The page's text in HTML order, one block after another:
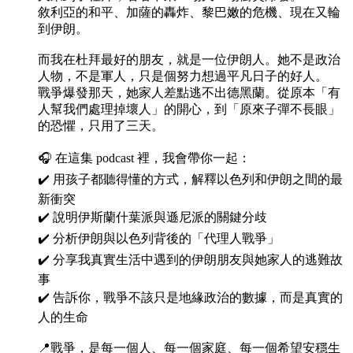
敘利亞的和平、加薩的轟炸、黎巴嫩的危機、現在又輪
到伊朗。
而我在杜拜最好的朋友，就是一位伊朗人。她不是政治
人物，不是軍人，只是個努力想過平凡日子的好人。
戰爭爆發那天，她家人差點逃不出德黑蘭。從原本「有
人幫我們處理掉壞人」的開心，到「原來子彈不長眼」
的恐懼，只用了三天。
🎧 在這集 podcast 裡，我會帶你一起：
✔️ 用孩子都聽得懂的方式，解釋以色列和伊朗之間的最
新衝突
✔️ 說明伊斯蘭什葉派與遜尼派的關鍵分歧
✔️ 分析伊朗與以色列背後的「代理人戰爭」
✔️ 分享我真實生活中遇到的伊朗朋友與她家人的逃難故
事
✔️ 告訴你，戰爭不該只是地緣政治的數據，而是真實的
人的生命
📍戰爭，是每一個人、每一個家庭、每一個希望安穩生